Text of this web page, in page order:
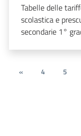
Tabelle delle
scolastica e
secondarie 1°
« 4 5